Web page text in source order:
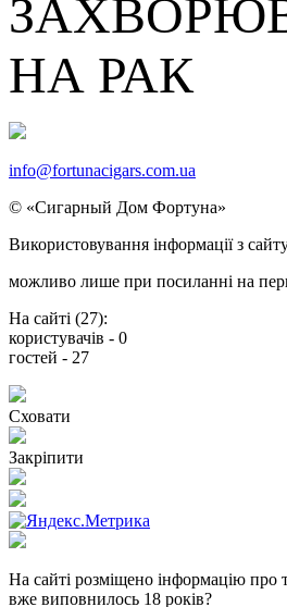
НА РАК
info@fortunacigars.com.ua
© «Сигарный Дом Фортуна»
Використовування інформаціїз
можливо лише при посиланнi на
На сайті (27):
користувачів - 0
гостей - 27
Сховати
Закріпити
На сайті розміщено інформацію про
вже виповнилось 18 років?